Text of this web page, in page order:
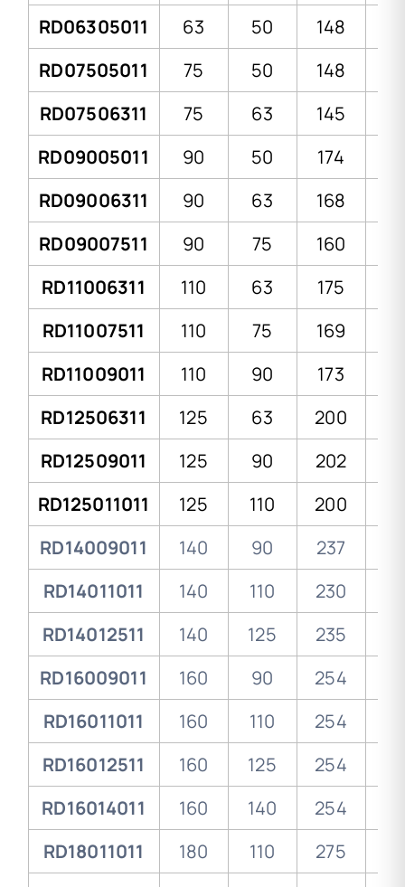
RD06305011
63 50 148
RD07505011
75 50 148
RD07506311
75 63 145
RD09005011
90 50 174
RD09006311
90 63 168
RD09007511
90 75 160
RD11006311
110 63 175
RD11007511
110 75 169
RD11009011
110 90 173
RD12506311
125 63 200
RD12509011
125 90 202
RD125011011
125 110 200
RD14009011
140 90 237
RD14011011
140 110 230
RD14012511
140 125 235
RD16009011
160 90 254
RD16011011
160 110 254
RD16012511
160 125 254
RD16014011
160 140 254
RD18011011
180 110 275